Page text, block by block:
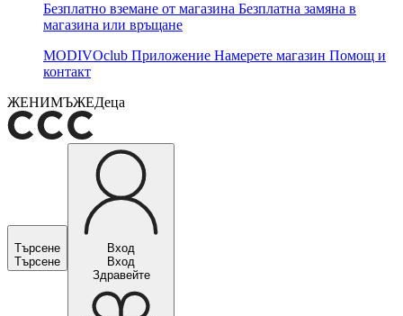
Безплатно вземане от магазина Безплатна замяна в
магазина или връщане
MODIVOclub Приложение Намерете магазин Помощ и
контакт
ЖЕНИМЪЖЕДеца
Търсене
Търсене
Вход
Вход
Здравейте